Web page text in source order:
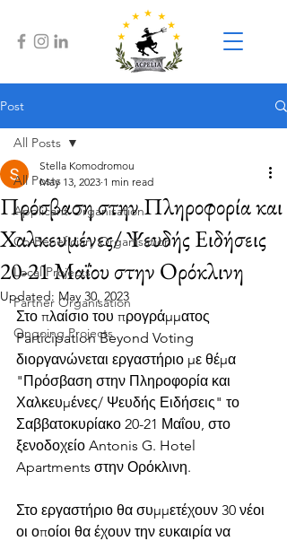
Post
All Posts
Applicant Organisation
Co-Beneficiary Organisation
Local Projects
Partner Organisation
Ongoing Projects
All Posts
Πρόσβαση στην Πληροφορία και
Χαλκευμένες/ Ψευδής Ειδήσεις
20-21 Μαΐου στην Ορόκλινη
Stella Komodromou
May 13, 2023 1 min read
Updated: May 30, 2023
Στο πλαίσιο του προγράμματος
Participation Beyond Voting
διοργανώνεται εργαστήριο με θέμα
"Πρόσβαση στην Πληροφορία και
Χαλκευμένες/ Ψευδής Ειδήσεις" το
Σαββατοκυρίακο 20-21 Μαΐου, στο
ξενοδοχείο Antonis G. Hotel
Apartments στην Ορόκλινη.
Στο εργαστήριο θα συμμετέχουν 30 νέοι
οι οποίοι θα έχουν την ευκαιρία να